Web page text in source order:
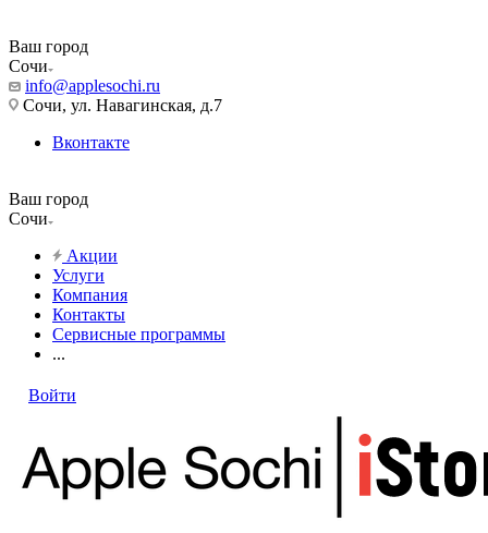
Ваш город
Сочи
info@applesochi.ru
Сочи, ул. Навагинская, д.7
Вконтакте
Ваш город
Сочи
Акции
Услуги
Компания
Контакты
Сервисные программы
...
Войти